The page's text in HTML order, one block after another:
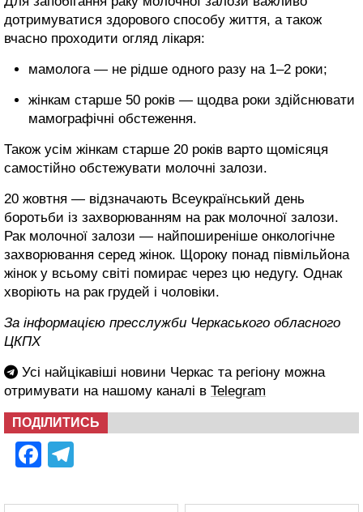
дотримуватися здорового способу життя, а також
вчасно проходити огляд лікаря:
мамолога — не рідше одного разу на 1–2 роки;
жінкам старше 50 років — щодва роки здійснювати
мамографічні обстеження.
Також усім жінкам старше 20 років варто щомісяця
самостійно обстежувати молочні залози.
20 жовтня — відзначають Всеукраїнський день
боротьби із захворюванням на рак молочної залози.
Рак молочної залози — найпоширеніше онкологічне
захворювання серед жінок. Щороку понад півмільйона
жінок у всьому світі помирає через цю недугу. Однак
хворіють на рак грудей і чоловіки.
За інформацією пресслужби Черкаського обласного
ЦКПХ
Усі найцікавіші новини Черкас та регіону можна
отримувати на нашому каналі в Telegram
ПОДІЛИТИСЬ
Facebook